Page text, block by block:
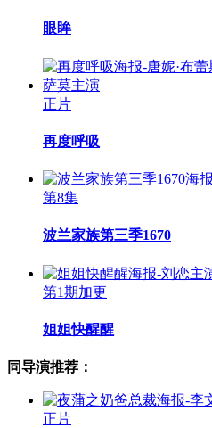
眼眸
正片
再度呼吸
第8集
波兰家族第三季1670
第1期加更
姐姐快醒醒
同导演推荐：
正片